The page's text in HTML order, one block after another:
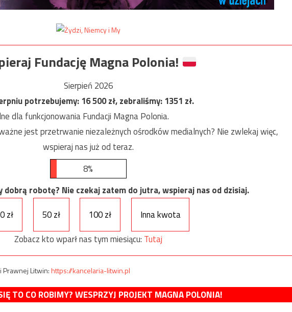
Fundację Magna Polonia!
Sierpień 2026
potrzebujemy:16 500zł, zebraliśmy:1351 zł.
dla funkcjonowania Fundacji Magna Polonia.
jest przetrwanie niezależnych ośrodków medialnych? Nie zwlekaj więc,
wspieraj nas już od teraz.
8%
dobrą robotę? Nie czekaj zatem do jutra, wspieraj nas od dzisiaj.
zł
50 zł 100 zł
Inna kwota
Zobacz kto wparł nas tym miesiącu: Tutaj
Prawnej Litwin:https://kancelaria-litwin.pl
TO CO ROBIMY? WESPRZYJ PROJEKT MAGNA POLONIA!